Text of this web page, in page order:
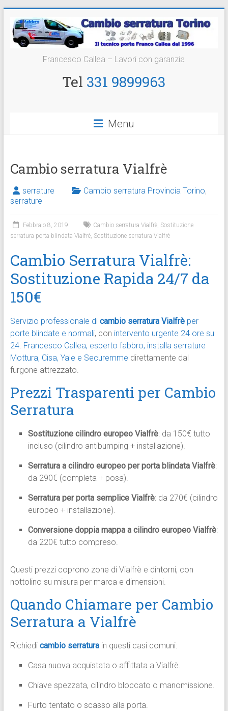
contenuto
Cambio
Serratura
Francesco Callea – Lavori con garanzia
Tel 331 9899963
Menu
Cambio serratura Vialfrè
serrature Cambio serratura Provincia Torino,
serrature
Febbraio 8, 2019 Cambio serratura Vialfrè, Sostituzione
serratura porta blindata Vialfrè, Sostituzione serratura Vialfrè
Cambio Serratura Vialfrè:
Sostituzione Rapida 24/7 da
150€
Servizio professionale di cambio serratura Vialfrèper
porte blindate e normali, con intervento urgente 24 ore su
24. Francesco Callea, esperto fabbro, installa serrature
Mottura, Cisa, Yale e Securemme direttamente dal
furgone attrezzato.​
Prezzi Trasparenti per Cambio
Serratura
Sostituzione cilindro europeo Vialfrè: da 150€ tutto
incluso (cilindro antibumping + installazione).
Serratura a cilindro europeo per porta blindata Vialfrè:
da 290€ (completa + posa).
Serratura per porta semplice Vialfrè: da 270€ (cilindro
europeo + installazione).
Conversione doppia mappa a cilindro europeo Vialfrè:
da 220€ tutto compreso.​
Questi prezzi coprono zone di Vialfrè e dintorni, con
nottolino su misura per marca e dimensioni.
Quando Chiamare per Cambio
Serratura a Vialfrè
Richiedi cambio serratura in questi casi comuni:
Casa nuova acquistata o affittata a Vialfrè.
Chiave spezzata, cilindro bloccato o manomissione.
Furto tentato o scasso alla porta.